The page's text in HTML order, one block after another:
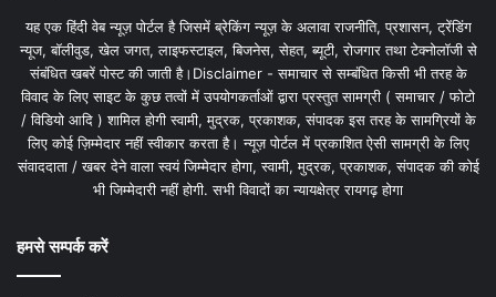
यह एक हिंदी वेब न्यूज़ पोर्टल है जिसमें ब्रेकिंग न्यूज़ के अलावा राजनीति, प्रशासन, ट्रेंडिंग
न्यूज, बॉलीवुड, खेल जगत, लाइफस्टाइल, बिजनेस, सेहत, ब्यूटी, रोजगार तथा टेक्नोलॉजी से
संबंधित खबरें पोस्ट की जाती है।Disclaimer - समाचार से सम्बंधित किसी भी तरह के
विवाद के लिए साइट के कुछ तत्वों में उपयोगकर्ताओं द्वारा प्रस्तुत सामग्री ( समाचार / फोटो
/ विडियो आदि ) शामिल होगी स्वामी, मुद्रक, प्रकाशक, संपादक इस तरह के सामग्रियों के
लिए कोई ज़िम्मेदार नहीं स्वीकार करता है। न्यूज़ पोर्टल में प्रकाशित ऐसी सामग्री के लिए
संवाददाता / खबर देने वाला स्वयं जिम्मेदार होगा, स्वामी, मुद्रक, प्रकाशक, संपादक की कोई
भी जिम्मेदारी नहीं होगी. सभी विवादों का न्यायक्षेत्र रायगढ़ होगा
हमसे सम्पर्क करें